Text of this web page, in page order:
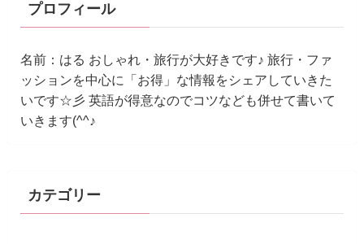
プロフィール
名前：はる おしゃれ・旅行が大好きです♪ 旅行・ファ
ッションを中心に「お得」な情報をシェアしていきた
いです☆彡 英語が得意なのでコツなども併せて書いて
いきます(^^♪
カテゴリー